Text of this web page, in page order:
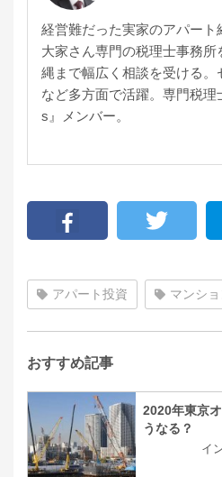
経営難だった実家のアパート
大家さん専門の税理士事務所
縄まで幅広く相談を受ける
など多方面で活躍。専門税
s』メンバー。
アパート投資 マンシ
おすすめ記事
2020年東京
うなる？
イ